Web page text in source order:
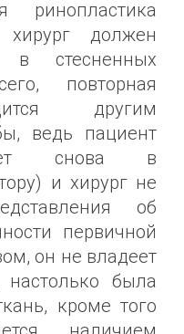
ринопластика
хирург должен
в стесненных
повторная
другим
ведь пациент
снова в
и хирург не
об
первичной
он не владеет
была
кроме того